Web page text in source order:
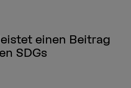
einen Beitrag
SDGs